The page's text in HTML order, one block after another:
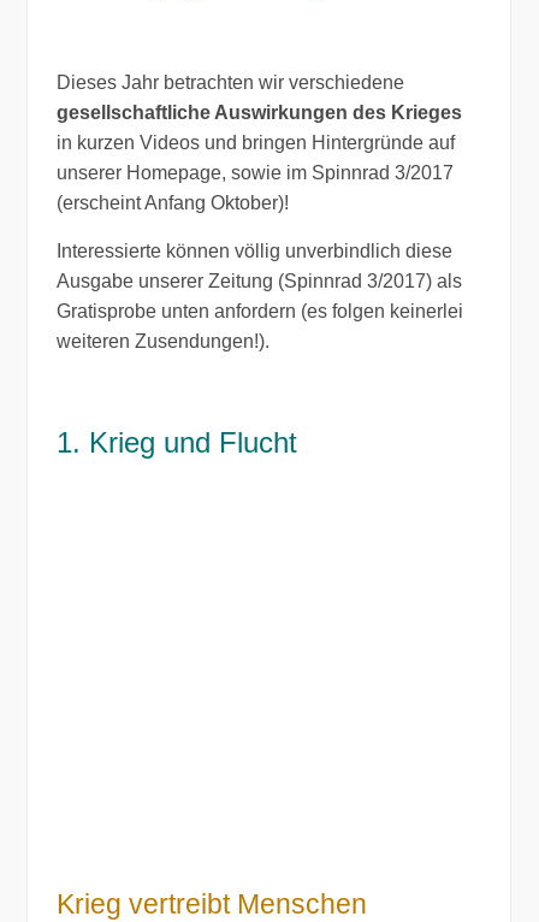
Dieses Jahr betrachten wir verschiedene
gesellschaftliche Auswirkungen des Krieges
in kurzen Videos und bringen Hintergründe auf
unserer Homepage, sowie im Spinnrad 3/2017
(erscheint Anfang Oktober)!
Interessierte können völlig unverbindlich diese
Ausgabe unserer Zeitung (Spinnrad 3/2017) als
Gratisprobe unten anfordern (es folgen keinerlei
weiteren Zusendungen!).
1. Krieg und Flucht
Krieg vertreibt Menschen